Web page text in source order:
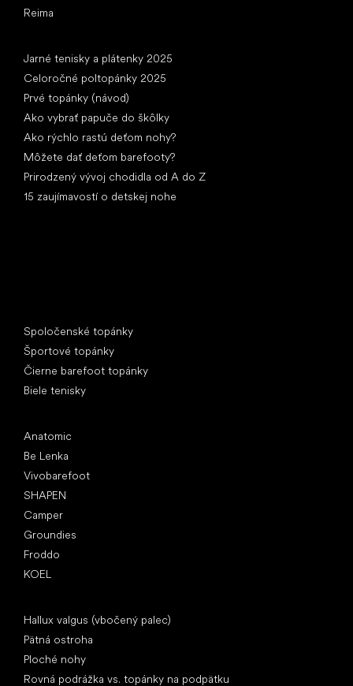
Reima
Jarné tenisky a plátenky 2025
Celoročné poltopánky 2025
Prvé topánky (návod)
Ako vybrať papuče do škôlky
Ako rýchlo rastú deťom nohy?
Môžete dať deťom barefooty?
Prirodzený vývoj chodidla od A do Z
15 zaujímavostí o detskej nohe
Spoločenské topánky
Športové topánky
Čierne barefoot topánky
Biele tenisky
Anatomic
Be Lenka
Vivobarefoot
SHAPEN
Camper
Groundies
Froddo
KOEL
Hallux valgus (vbočený palec)
Pätná ostroha
Ploché nohy
Rovná podrážka vs. topánky na podpätku